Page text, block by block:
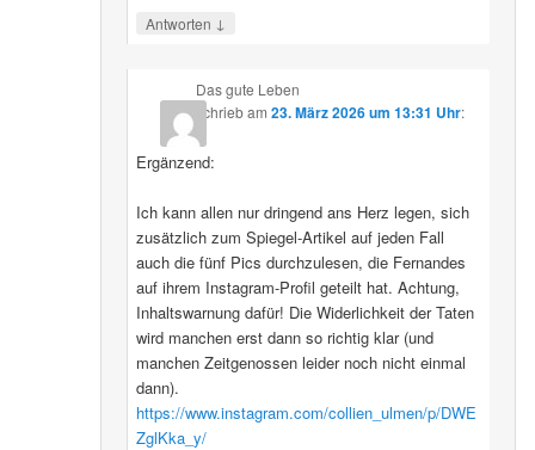
Antworten ↓
Das gute Leben
schriebam 23. März 2026 um 13:31 Uhr:
Ergänzend:
Ich kann allen nur dringend ans Herz legen, sich
zusätzlich zum Spiegel-Artikel auf jeden Fall
auch die fünf Pics durchzulesen, die Fernandes
auf ihrem Instagram-Profil geteilt hat. Achtung,
Inhaltswarnung dafür! Die Widerlichkeit der Taten
wird manchen erst dann so richtig klar (und
manchen Zeitgenossen leider noch nicht einmal
dann).
https://www.instagram.com/collien_ulmen/p/DWE
ZglKka_y/